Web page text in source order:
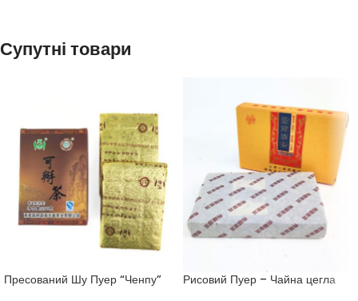
Супутні товари
Пресований Шу Пуер “Ченпу”
Рисовий Пуер – Чайна цегла